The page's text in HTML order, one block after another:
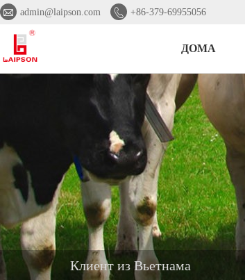
 admin@laipson.com  +86-379-69955056
ДОМА
Клиент из Вьетнама